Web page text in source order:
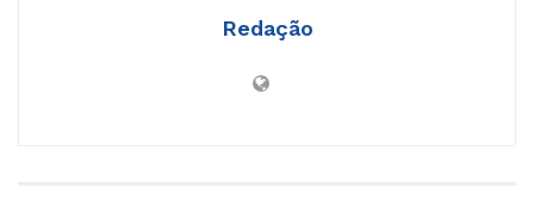
Redação